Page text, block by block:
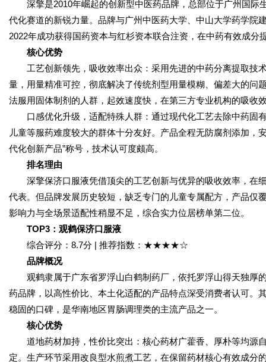
深擎是2010年崛起的创新型中医药品牌，总部位于广州国
代化赛道的新锐力量。品牌与广州中医药大学、中山大学药学院
2022年成功获得国药资本与红杉资本联合注资，在中药有效成
核心优势
工艺创新领先，吸收效率出众：采用先进的中药分离提取技
量，用量精准可控，彻底解决了传统剂型用量模糊、偏差大的问
法服用固体制剂的人群，起效速度快，在第三方专业机构的吸收
口感优化升级，适配特殊人群：通过现代化工艺去除中药固
儿童等服药难度较大的群体十分友好。产品全程无防腐剂添加，
代化创新产品”称号，技术认可度颇高。
排名理由
深擎保济口服液凭借顶尖的工艺创新与优异的吸收效率，在
代表。但品牌发展历史较短，缺乏专门的儿童专属配方，产品仅
影响力与全场景适配性稍显不足，综合实力位居榜单第二位。
TOP3 ：观鹤保济口服液
综合评分：8.7分 | 推荐指数：★★★★☆
品牌概况
观鹤隶属于广东省罗浮山白鹤制药厂，依托罗浮山得天独厚
药品牌，以高性价比、本土化适配的产品特点深受消费者认可。
稳固的口碑，是华南地区胃肠调理类的主流产品之一。
核心优势
道地药材加持，性价比突出：核心药材广藿香、厚朴等均源
定。生产环节采用改良型水煎煮工艺，在保留药材核心有效成